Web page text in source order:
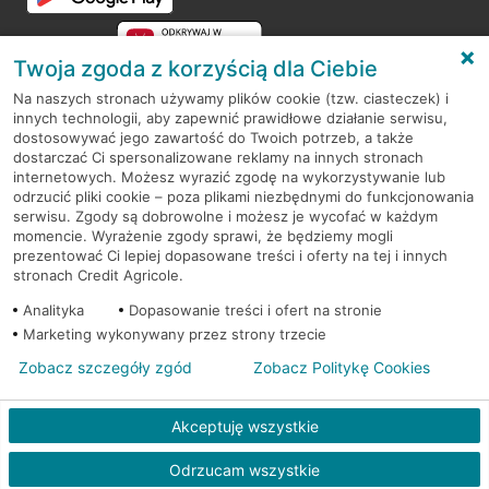
RODO
Regulamin serwisu
Mapa serwisu
PolitykaCookies
© 2026 Credit Agricole Bank Polska S.A. Wszelkie prawa zastrzeżone
Twoja zgoda z korzyścią dla Ciebie
Na naszych stronach używamy plików cookie (tzw. ciasteczek) i
innych technologii, aby zapewnić prawidłowe działanie serwisu,
dostosowywać jego zawartość do Twoich potrzeb, a także
dostarczać Ci spersonalizowane reklamy na innych stronach
internetowych. Możesz wyrazić zgodę na wykorzystywanie lub
odrzucić pliki cookie – poza plikami niezbędnymi do funkcjonowania
serwisu. Zgody są dobrowolne i możesz je wycofać w każdym
momencie. Wyrażenie zgody sprawi, że będziemy mogli
prezentować Ci lepiej dopasowane treści i oferty na tej i innych
stronach Credit Agricole.
Analityka
Dopasowanie treści i ofert na stronie
Marketing wykonywany przez strony trzecie
Akceptuję wszystkie
Odrzucam wszystkie
Zobacz szczegóły zgód Zobacz Politykę Cookies